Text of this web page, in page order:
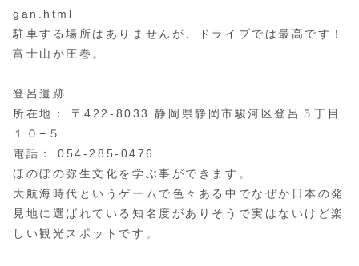
gan.html
駐車する場所はありませんが、ドライブでは最高です！
富士山が圧巻。
登呂遺跡
所在地： 〒422-8033 静岡県静岡市駿河区登呂５丁目
１０−５
電話： 054-285-0476
ほのぼの弥生文化を学ぶ事ができます。
大航海時代というゲームで色々ある中でなぜか日本の発
見地に選ばれている知名度がありそうで実はないけど楽
しい観光スポットです。